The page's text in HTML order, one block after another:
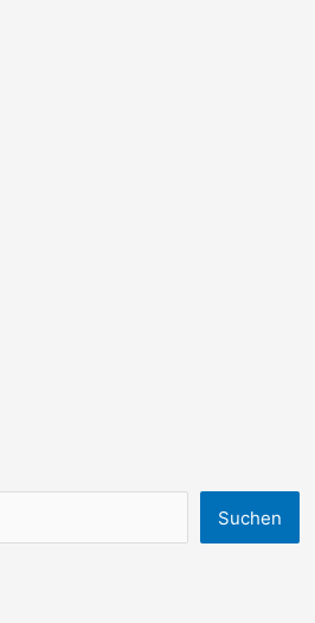
Suchen